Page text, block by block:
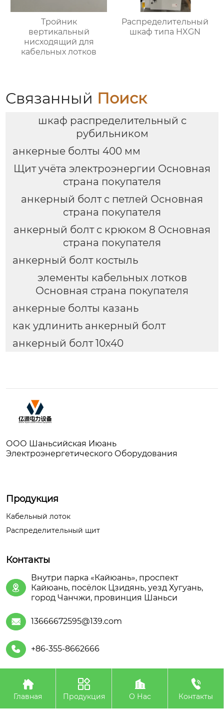
Тройник
вертикальный
нисходящий для
кабельных лотков
Распределительный
шкаф типа HXGN
Связанный Поиск
шкаф распределительный с
рубильником
анкерные болты 400 мм
Щит учёта электроэнергии Основная
страна покупателя
анкерный болт с петлей Основная
страна покупателя
анкерный болт с крюком 8 Основная
страна покупателя
анкерный болт костыль
элементы кабельных лотков
Основная страна покупателя
анкерные болты казань
как удлинить анкерный болт
анкерный болт 10х40
ООО Шаньсийская Июань
Электроэнергетического Оборудования
Продукция
Кабельный лоток
Распределительный щит
Контакты

Внутри парка «Кайюань», проспект
Кайюань, посёлок Цзидянь, уезд Хугуань,
город Чанчжи, провинция Шаньси
 13666672595@139.com
 +86-355-8662666
Авторское право©ООО Шаньсийская Июань
Электроэнергетического Оборудования

Главная

Продукция

О Нас

Контакты